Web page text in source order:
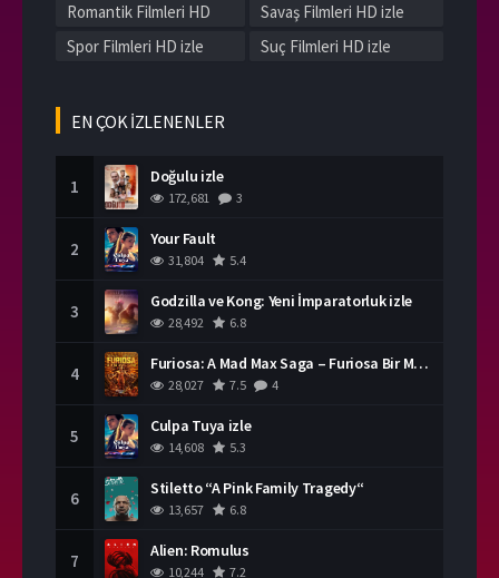
Romantik Filmleri HD
izle
Savaş Filmleri HD izle
Spor Filmleri HD izle
Suç Filmleri HD izle
Yerli Filmleri HD izle
EN ÇOK İZLENENLER
1 Doğulu izle
172,681 3
2 Your Fault
31,804 5.4
3 Godzilla ve Kong: Yeni İmparatorluk izle
28,492 6.8
4 Furiosa: A Mad Max Saga – Furiosa Bir Mad Max Destanı
28,027 7.5 4
5 Culpa Tuya izle
14,608 5.3
6 Stiletto “A Pink Family Tragedy“
13,657 6.8
7 Alien: Romulus
10,244 7.2